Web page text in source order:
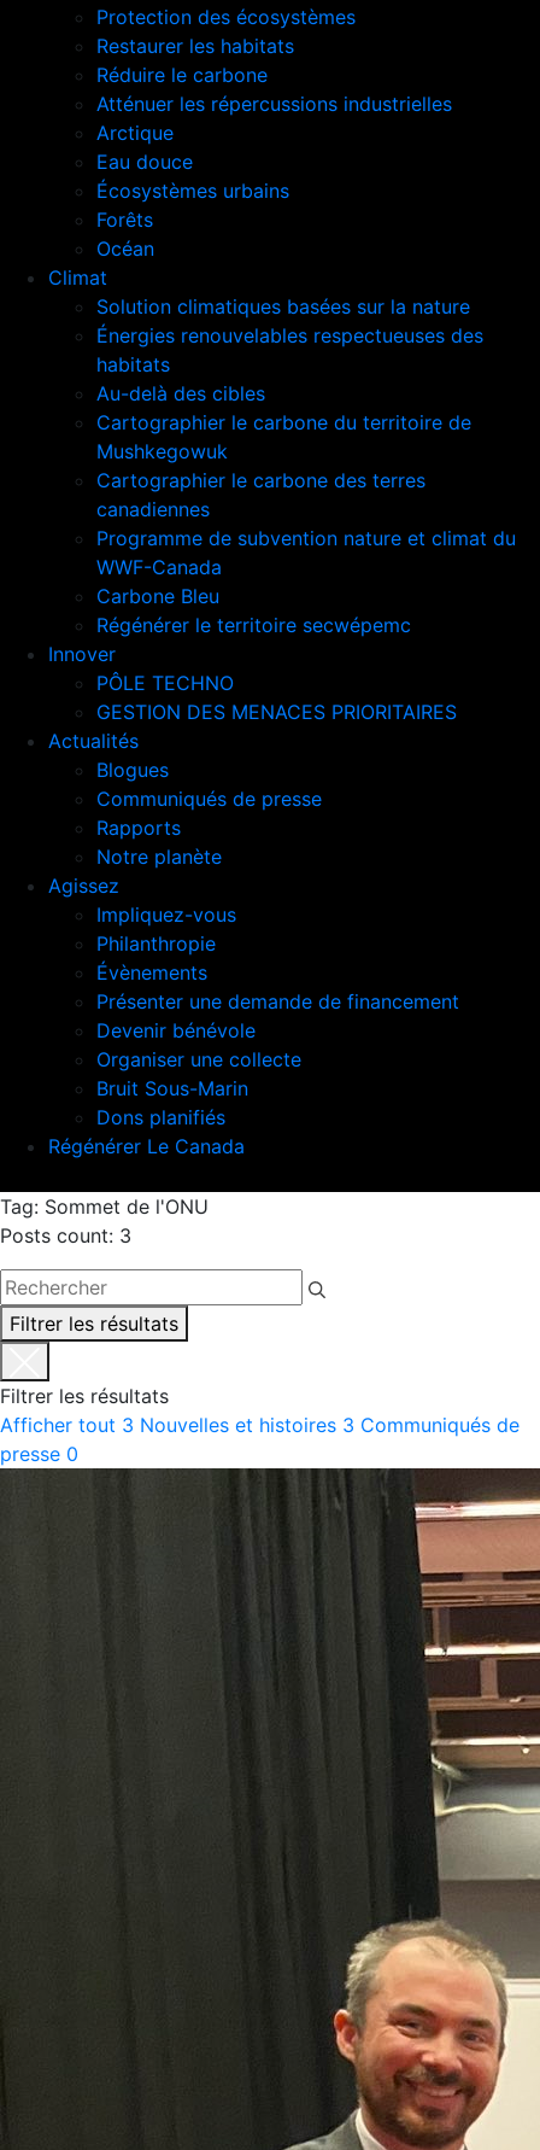
Protection des écosystèmes
Restaurer les habitats
Réduire le carbone
Atténuer les répercussions industrielles
Arctique
Eau douce
Écosystèmes urbains
Forêts
Océan
Climat
Solution climatiques basées sur la nature
Énergies renouvelables respectueuses des
habitats
Au-delà des cibles
Cartographier le carbone du territoire de
Mushkegowuk
Cartographier le carbone des terres
canadiennes
Programme de subvention nature et climat du
WWF-Canada
Carbone Bleu
Régénérer le territoire secwépemc
Innover
PÔLE TECHNO
GESTION DES MENACES PRIORITAIRES
Actualités
Blogues
Communiqués de presse
Rapports
Notre planète
Agissez
Impliquez-vous
Philanthropie
Évènements
Présenter une demande de financement
Devenir bénévole
Organiser une collecte
Bruit Sous-Marin
Dons planifiés
Régénérer Le Canada
Tag: Sommet de l'ONU
Posts count: 3
Filtrer les résultats
Filtrer les résultats
Afficher tout 3 Nouvelles et histoires 3 Communiqués de
presse 0